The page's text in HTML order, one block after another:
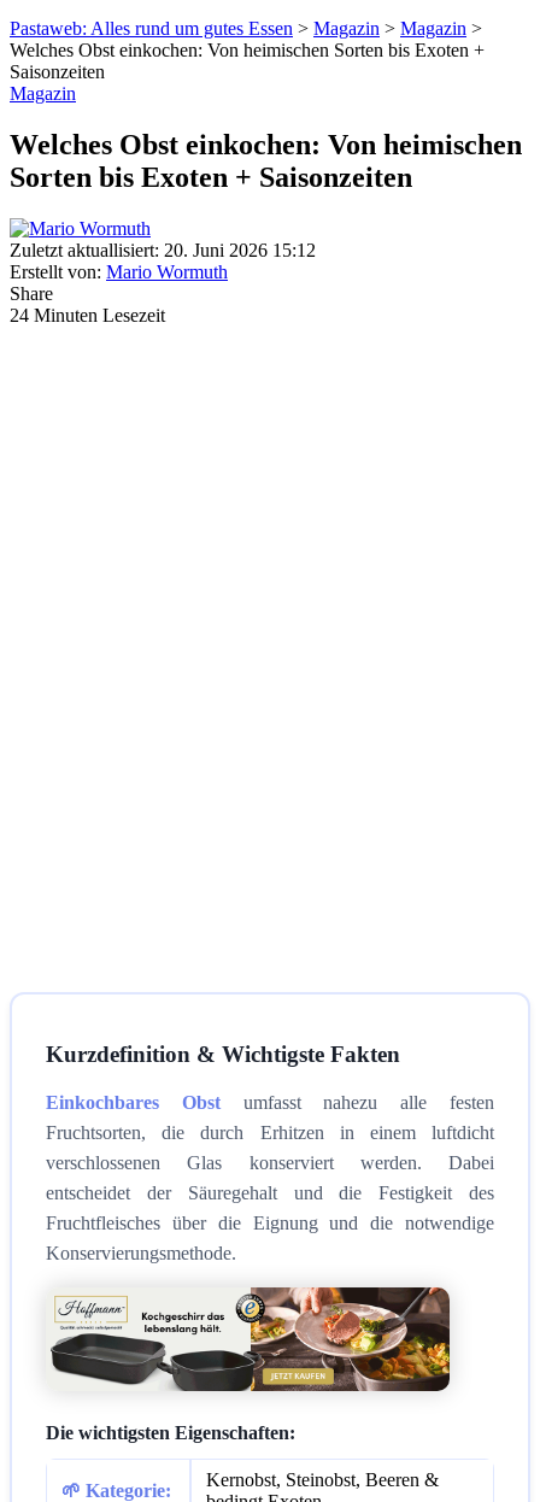
Pastaweb: Alles rund um gutes Essen > Magazin > Magazin >
Welches Obst einkochen: Von heimischen Sorten bis Exoten +
Saisonzeiten
Magazin
Welches Obst einkochen: Von heimischen
Sorten bis Exoten + Saisonzeiten
Zuletzt aktuallisiert: 20. Juni 2026 15:12
Erstellt von: Mario Wormuth
Share
24 Minuten Lesezeit
Kurzdefinition & Wichtigste Fakten
Einkochbares Obstumfasst nahezu alle festen
Fruchtsorten, die durch Erhitzen in einem luftdicht
verschlossenen Glas konserviert werden. Dabei
entscheidet der Säuregehalt und die Festigkeit des
Fruchtfleisches über die Eignung und die notwendige
Konservierungsmethode.
Die wichtigsten Eigenschaften:
🌱 Kategorie:
Kernobst, Steinobst, Beeren &